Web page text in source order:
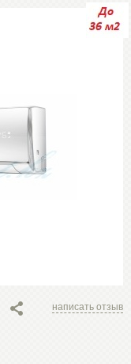
написать отзыв